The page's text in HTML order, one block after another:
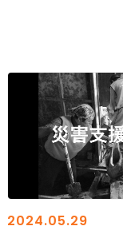
2024.05.29